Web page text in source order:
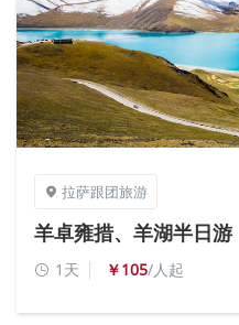
 拉萨跟团旅游
羊卓雍措、羊湖半日游
 1天 ￥105/人起